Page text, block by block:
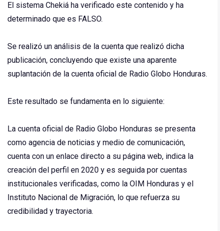
El sistema Chekiá ha verificado este contenido y ha
determinado que es FALSO.
Se realizó un análisis de la cuenta que realizó dicha
publicación, concluyendo que existe una aparente
suplantación de la cuenta oficial de Radio Globo Honduras.
Este resultado se fundamenta en lo siguiente:
La cuenta oficial de Radio Globo Honduras se presenta
como agencia de noticias y medio de comunicación,
cuenta con un enlace directo a su página web, indica la
creación del perfil en 2020 y es seguida por cuentas
institucionales verificadas, como la OIM Honduras y el
Instituto Nacional de Migración, lo que refuerza su
credibilidad y trayectoria.